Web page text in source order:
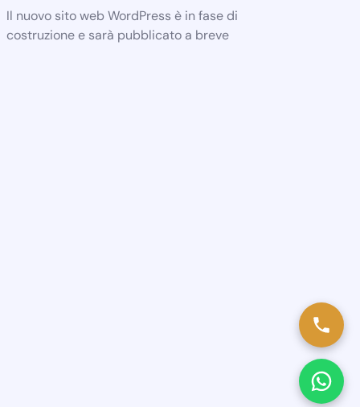
Il nuovo sito web WordPress è in fase di
costruzione e sarà pubblicato a breve